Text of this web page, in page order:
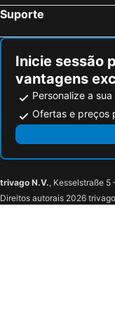
Suporte
Inicie sessão
vantagens
Personalize a
Ofertas e preços
trivago N.V., Kesselstraße 5
Direitos autorais 2026